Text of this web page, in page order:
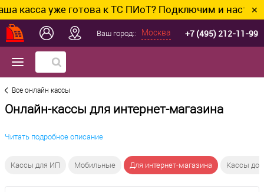
уже готова к ТС ПИоТ? Подключим и настроим без✕
Ваш город:: Москва +7 (495) 212-11-99
Все онлайн кассы
Онлайн-кассы для интернет-магазина
Читать подробное описание
Кассы для ИП Мобильные Для интернет-магазина Кассы до